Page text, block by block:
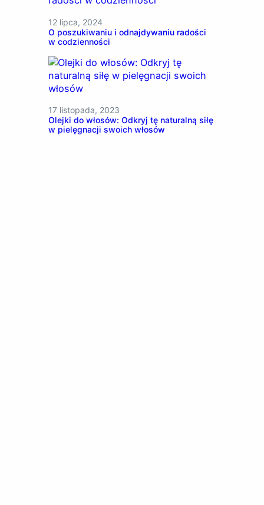
12 lipca, 2024
O poszukiwaniu i odnajdywaniu radości
w codzienności
17 listopada, 2023
Olejki do włosów: Odkryj tę naturalną siłę
w pielęgnacji swoich włosów